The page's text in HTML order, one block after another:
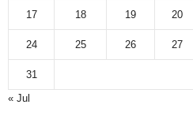
17 18 19 20
24 25 26 27
31
« Jul